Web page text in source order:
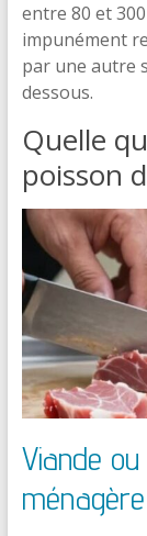
entre 80 et
impunément
par une autre
dessous.
Quelle
poisson
Viande